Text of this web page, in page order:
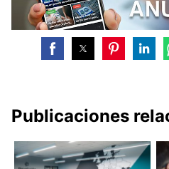
Publicaciones